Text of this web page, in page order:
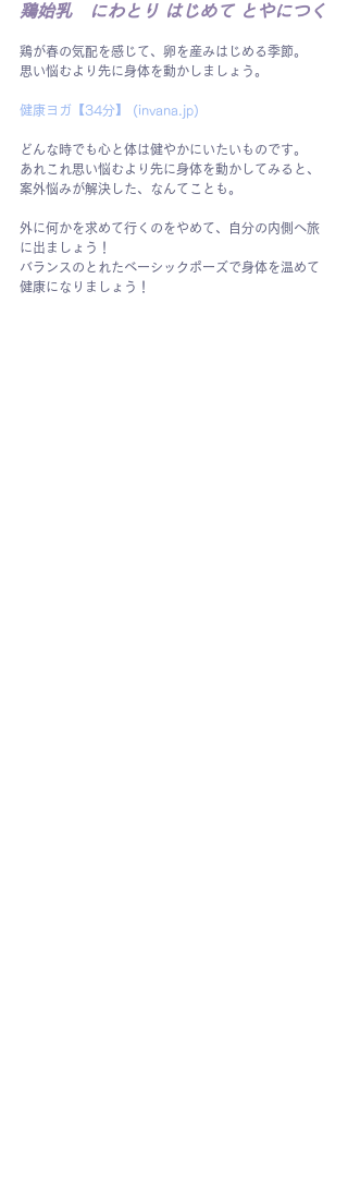
鶏始乳　にわとり はじめて とやにつく
鶏が春の気配を感じて、卵を産みはじめる季節。
思い悩むより先に身体を動かしましょう。
健康ヨガ【34分】 (invana.jp)
どんな時でも心と体は健やかにいたいものです。
あれこれ思い悩むより先に身体を動かしてみると、
案外悩みが解決した、なんてことも。
外に何かを求めて行くのをやめて、自分の内側へ旅
に出ましょう！
バランスのとれたベーシックポーズで身体を温めて
健康になりましょう！